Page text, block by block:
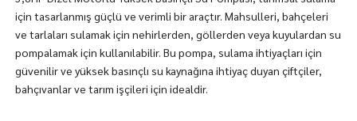
için tasarlanmış güçlü ve verimli bir araçtır. Mahsulleri, bahçeleri
ve tarlaları sulamak için nehirlerden, göllerden veya kuyulardan su
pompalamak için kullanılabilir. Bu pompa, sulama ihtiyaçları için
güvenilir ve yüksek basınçlı su kaynağına ihtiyaç duyan çiftçiler,
bahçıvanlar ve tarım işçileri için idealdir.